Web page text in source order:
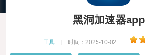
黑洞加速器app
工具 时间：2025-10-02